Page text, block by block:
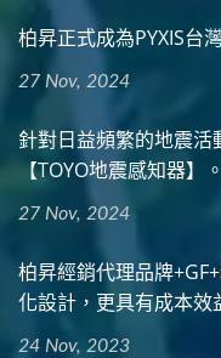
柏昇正式成為PYXIS台
27 Nov, 2024
針對日益頻繁的地震
【TOYO地震感知器】。
27 Nov, 2024
柏昇經銷代理品牌
化設計，更具有成本效
24 Nov, 2023